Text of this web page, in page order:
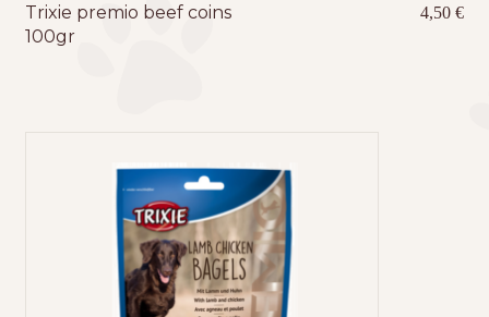
Trixie premio beef coins
100gr
4,50€